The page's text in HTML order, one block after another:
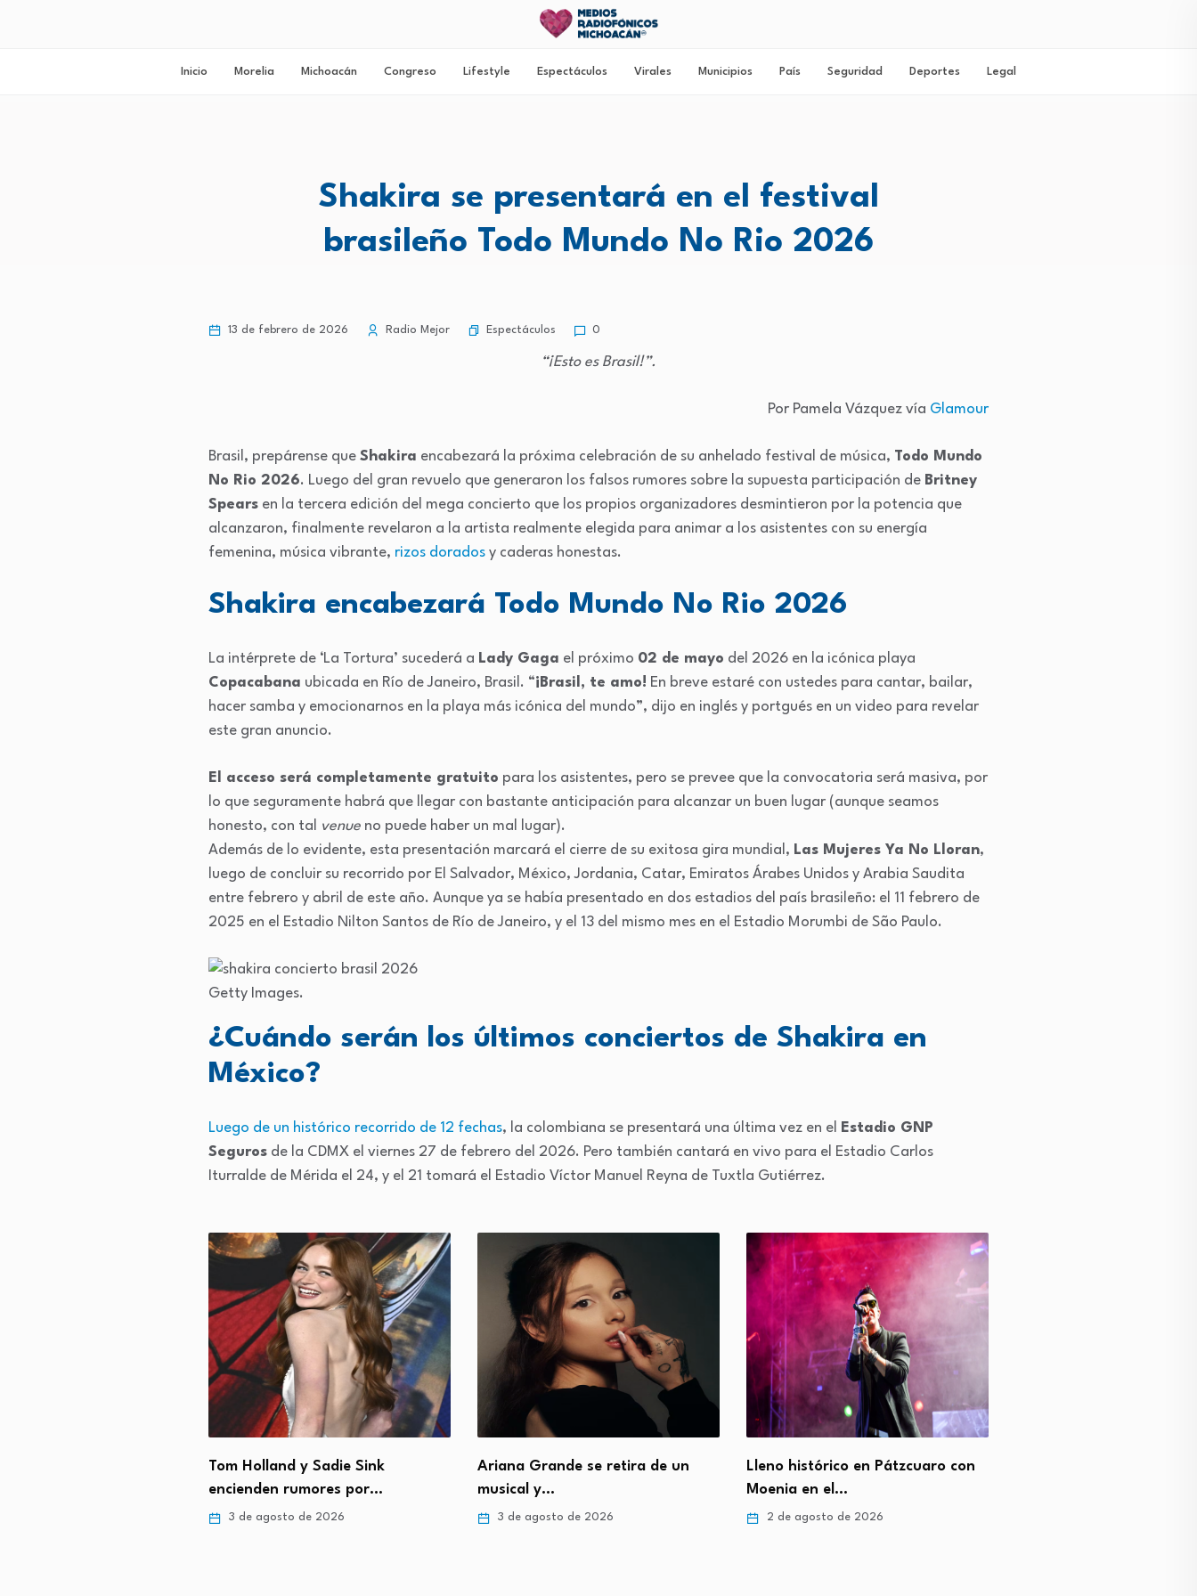
Inicio Morelia Michoacán Congreso Lifestyle Espectáculos Virales Municipios País Seguridad Deportes Legal
Shakira se presentará en el festival
brasileño Todo Mundo No Rio 2026
13 de febrero de 2026 Radio Mejor Espectáculos 0
“¡Esto es Brasil!”.
Por Pamela Vázquez vía Glamour
Brasil, prepárense que Shakira encabezará la próxima celebración de su anhelado festival de música, Todo Mundo
No Rio 2026. Luego del gran revuelo que generaron los falsos rumores sobre la supuesta participación de Britney
Spears en la tercera edición del mega concierto que los propios organizadores desmintieron por la potencia que
alcanzaron, finalmente revelaron a la artista realmente elegida para animar a los asistentes con su energía
femenina, música vibrante, rizos dorados y caderas honestas.
Shakira encabezará Todo Mundo No Rio 2026
La intérprete de ‘La Tortura’ sucederá a Lady Gaga el próximo 02 de mayo del 2026 en la icónica playa
Copacabana ubicada en Río de Janeiro, Brasil. “¡Brasil, te amo! En breve estaré con ustedes para cantar, bailar,
hacer samba y emocionarnos en la playa más icónica del mundo”, dijo en inglés y portgués en un video para revelar
este gran anuncio.
El acceso será completamente gratuito para los asistentes, pero se prevee que la convocatoria será masiva, por
lo que seguramente habrá que llegar con bastante anticipación para alcanzar un buen lugar (aunque seamos
honesto, con tal
venue no puede haber un mal lugar).
Además de lo evidente, esta presentación marcará el cierre de su exitosa gira mundial, Las Mujeres Ya No Lloran,
luego de concluir su recorrido por El Salvador, México, Jordania, Catar, Emiratos Árabes Unidos y Arabia Saudita
entre febrero y abril de este año. Aunque ya se había presentado en dos estadios del país brasileño: el 11 febrero de
2025 en el Estadio Nilton Santos de Río de Janeiro, y el 13 del mismo mes en el Estadio Morumbi de São Paulo.
Getty Images.
¿Cuándo serán los últimos conciertos de Shakira en
México?
Luego de un histórico recorrido de 12 fechas, la colombiana se presentará una última vez en el
Estadio GNP
Seguros de la CDMX el viernes 27 de febrero del 2026. Pero también cantará en vivo para el Estadio Carlos
Iturralde de Mérida el 24, y el 21 tomará el Estadio Víctor Manuel Reyna de Tuxtla Gutiérrez.
Tom Holland y Sadie Sink
encienden rumores por…
3 de agosto de 2026
Ariana Grande se retira de un
musical y…
3 de agosto de 2026
Lleno histórico en Pátzcuaro con
Moenia en el…
2 de agosto de 2026